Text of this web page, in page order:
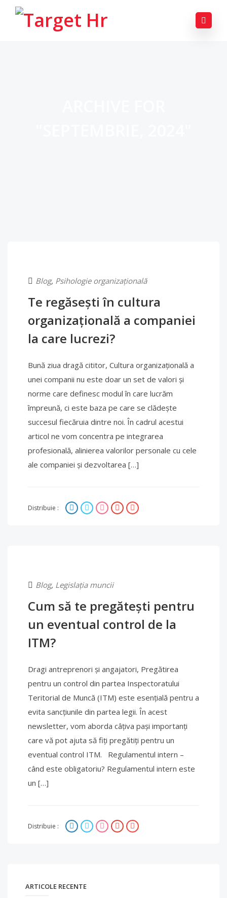
Blog, Psihologie organizațională
Te regăsești în cultura
organizațională a companiei
la care lucrezi?
Bună ziua dragă cititor, Cultura organizațională a
unei companii nu este doar un set de valori și
norme care definesc modul în care lucrăm
împreună, ci este baza pe care se clădește
succesul fiecăruia dintre noi. În cadrul acestui
articol ne vom concentra pe integrarea
profesională, alinierea valorilor personale cu cele
ale companiei și dezvoltarea […]
Distribuie :
Blog, Legislația muncii
Cum să te pregătești pentru
un eventual control de la
ITM?
Dragi antreprenori și angajatori, Pregătirea
pentru un control din partea Inspectoratului
Teritorial de Muncă (ITM) este esențială pentru a
evita sancțiunile din partea legii. În acest
newsletter, vom aborda câțiva pași importanți
care vă pot ajuta să fiți pregătiți pentru un
eventual control ITM. Regulamentul intern –
când este obligatoriu? Regulamentul intern este
un […]
Distribuie :
ARTICOLE RECENTE